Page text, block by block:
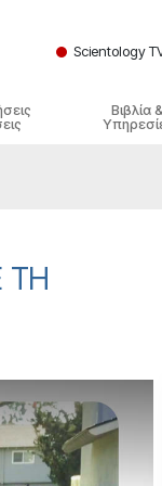
Scientology
Βιβλία
Γάμος
ΤΗ